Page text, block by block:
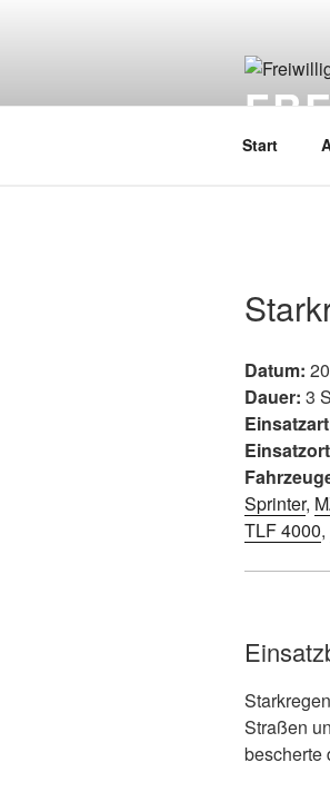
Start
Datum:
Dauer: 3
Sprinter,
TLF 4000,
Straßen
bescherte